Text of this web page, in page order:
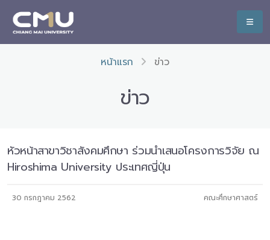
หน้าแรก ข่าว
ข่าว
หัวหน้าสาขาวิชาสังคมศึกษา ร่วมนำเสนอโครงการวิจัย ณ
Hiroshima University ประเทศญี่ปุ่น
30 กรกฎาคม 2562 คณะศึกษาศาสตร์